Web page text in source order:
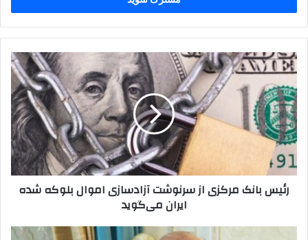
وارد
کنید
رئیس
بانک
مرکزی
از
سرنوشت
آزادسازی
اموال
بلوکه
شده
ایران
رئیس بانک مرکزی از سرنوشت آزادسازی اموال بلوکه شده
ایران می‌گوید